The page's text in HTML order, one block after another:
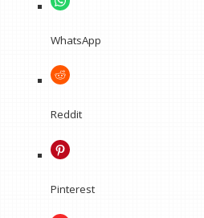
WhatsApp
Reddit
Pinterest